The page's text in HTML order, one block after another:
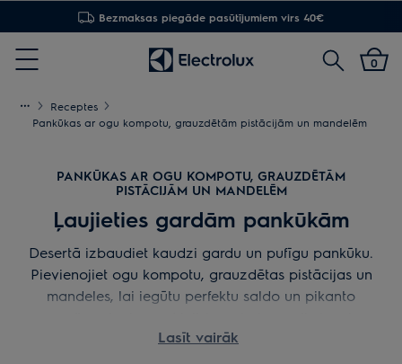
Bezmaksas piegāde pasūtījumiem virs 40€
Menu
Meklēt 0
Receptes
Pankūkas ar ogu kompotu, grauzdētām pistācijām un mandelēm
PANKŪKAS AR OGU KOMPOTU, GRAUZDĒTĀM
PISTĀCIJĀM UN MANDELĒM
Ļaujieties gardām pankūkām
Desertā izbaudiet kaudzi gardu un pufīgu pankūku.
Pievienojiet ogu kompotu, grauzdētas pistācijas un
mandeles, lai iegūtu perfektu saldo un pikanto
maltītei vai salds un garšīgs veids, kā iesākt jaunu
Lasīt vairāk